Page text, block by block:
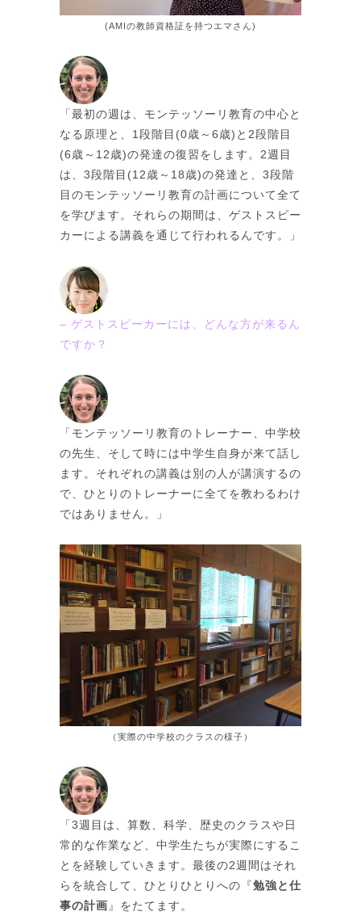
(AMIの教師資格証を持つエマさん)
「最初の週は、モンテッソーリ教育の中心と
なる原理と、1段階目(0歳～6歳)と2段階目
(6歳～12歳)の発達の復習をします。2週目
は、3段階目(12歳～18歳)の発達と、3段階
目のモンテッソーリ教育の計画について全て
を学びます。それらの期間は、ゲストスピー
カーによる講義を通じて行われるんです。」
– ゲストスピーカーには、
どんな方が来るん
ですか？
「モンテッソーリ教育のトレーナー、中学校
の先生、そして時には中学生自身が来て話し
ます。それぞれの講義は別の人が講演するの
で、ひとりのトレーナーに全てを教わるわけ
ではありません。」
（実際の中学校のクラスの様子）
「3週目は、算数、科学、歴史のクラスや日
常的な作業など、中学生たちが実際にするこ
とを経験していきます。最後の2週間はそれ
らを統合して、ひとりひとりへの『勉強と仕
事の計画』をたてます。